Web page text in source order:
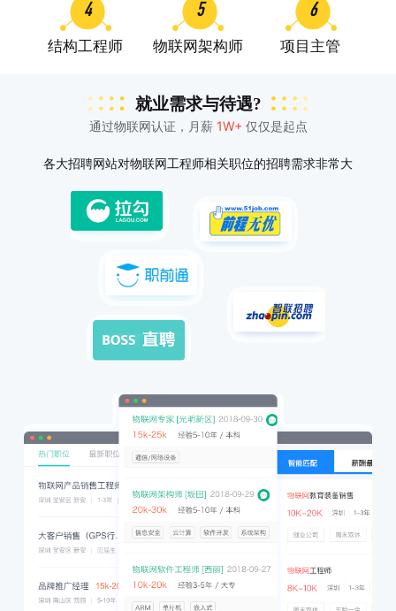
4
结构工程师
5
物联网架构师
6
项目主管
就业需求与待遇?
通过物联网认证，月薪 1W+ 仅仅是起点
各大招聘网站对物联网工程师相关职位的招聘需求非常大